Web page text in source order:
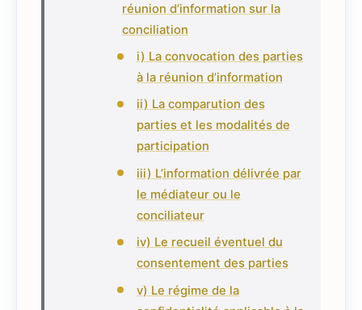
réunion d’information sur la
conciliation
i) La convocation des parties
à la réunion d’information
ii) La comparution des
parties et les modalités de
participation
iii) L’information délivrée par
le médiateur ou le
conciliateur
iv) Le recueil éventuel du
consentement des parties
v) Le régime de la